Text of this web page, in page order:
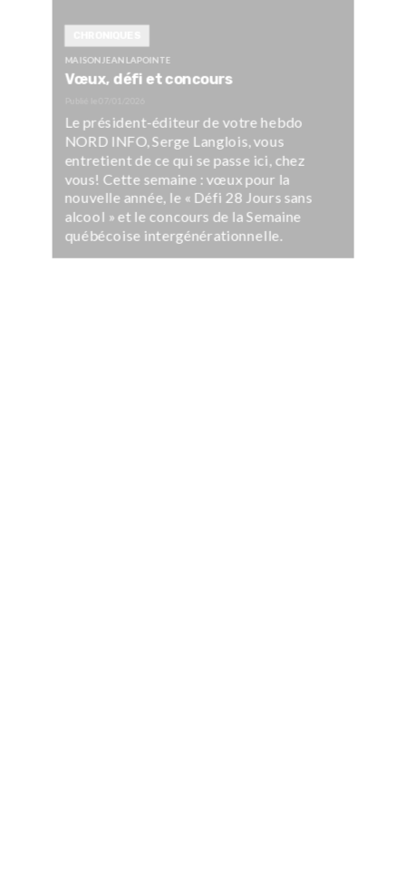
MAISON JEAN LAPOINTE
Vœux, défi et concours
Le président-éditeur de votre hebdo
NORD INFO, Serge Langlois, vous
entretient de ce qui se passe ici, chez
vous! Cette semaine : vœux pour la
nouvelle année, le « Défi 28 Jours sans
alcool » et le concours de la Semaine
québécoise intergénérationnelle.